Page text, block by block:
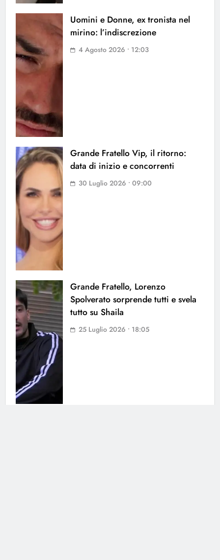
Uomini e Donne, ex tronista nel
mirino: l’indiscrezione
4 Agosto 2026 • 12:03
Grande Fratello Vip, il ritorno:
data di inizio e concorrenti
30 Luglio 2026 • 09:00
Grande Fratello, Lorenzo
Spolverato sorprende tutti e svela
tutto su Shaila
25 Luglio 2026 • 18:05